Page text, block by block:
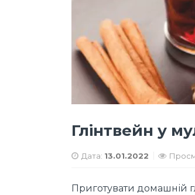
Глінтвейн у
Дата: 13.01.2022
Приготувати домашній